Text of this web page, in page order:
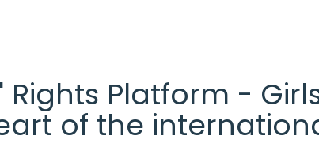
Platform -
of the